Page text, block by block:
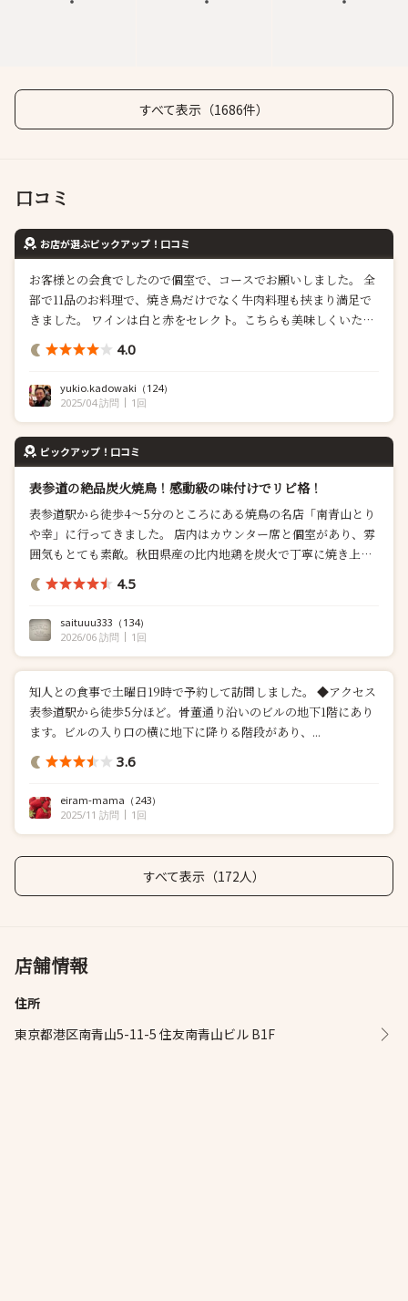
すべて表示（1686件）
口コミ
お店が選ぶピックアップ！口コミ
お客様との会食でしたので個室で、コースでお願いしました。 全
部で11品のお料理で、焼き鳥だけでなく牛肉料理も挟まり満足で
きました。 ワインは白と赤をセレクト。こちらも美味しくいただ
けました。雰囲気も落ち着いているので良い会食になりました。
4.0
yukio.kadowaki （124）
2025/04 訪問
1回
ピックアップ！口コミ
表参道の絶品炭火焼鳥！感動級の味付けでリピ格！
表参道駅から徒歩4〜5分のところにある焼鳥の名店「南青山とり
や幸」に行ってきました。 店内はカウンター席と個室があり、雰
囲気もとても素敵。秋田県産の比内地鶏を炭火で丁寧に焼き上げ
た焼鳥は、どれを食べても本当に美味しくて、コース料理から単
品まで全て大満足でした！特に炭火焼きの焼鳥と、締めのぱい
4.5
saituuu333 （134）
2026/06 訪問
1回
知人との食事で土曜日19時で予約して訪問しました。 ◆アクセス
表参道駅から徒歩5分ほど。骨董通り沿いのビルの地下1階にあり
ます。ビルの入り口の横に地下に降りる階段があり、...
3.6
eiram-mama （243）
2025/11 訪問
1回
すべて表示（172人）
店舗情報
住所
東京都港区南青山5-11-5 住友南青山ビル B1F